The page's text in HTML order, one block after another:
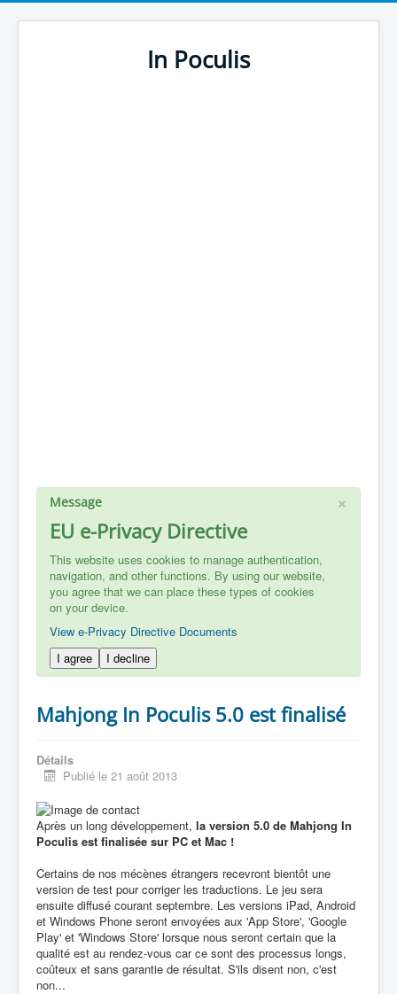
In Poculis
×
Message
EU e-Privacy Directive
This website uses cookies to manage authentication,
navigation, and other functions. By using our website,
you agree that we can place these types of cookies
on your device.
View e-Privacy Directive Documents
I agree
I decline
Mahjong In Poculis 5.0 est finalisé
Détails
Publié le 21 août 2013
Après un long développement, la version 5.0 de Mahjong In
Poculis est finalisée sur PC et Mac !
Certains de nos mécènes étrangers recevront bientôt une
version de test pour corriger les traductions. Le jeu sera
ensuite diffusé courant septembre. Les versions iPad, Android
et Windows Phone seront envoyées aux 'App Store', 'Google
Play' et 'Windows Store' lorsque nous seront certain que la
qualité est au rendez-vous car ce sont des processus longs,
coûteux et sans garantie de résultat. S'ils disent non, c'est
non...